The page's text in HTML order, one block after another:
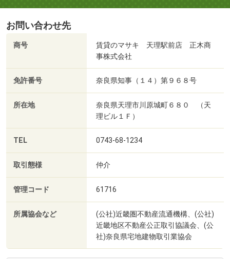
お問い合わせ先
商号
賃貸のマサキ 天理駅前店 正木商
事株式会社
免許番号 奈良県知事（１４）第９６８号
所在地
奈良県天理市川原城町６８０ （天
理ビル１Ｆ）
TEL 0743-68-1234
取引態様 仲介
管理コード 61716
所属協会など
(公社)近畿圏不動産流通機構、(公社)
近畿地区不動産公正取引協議会、(公
社)奈良県宅地建物取引業協会